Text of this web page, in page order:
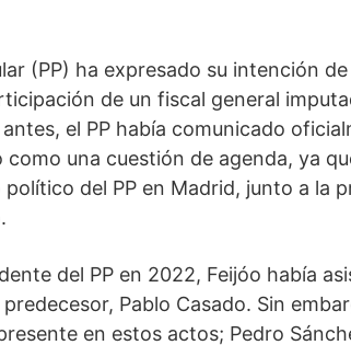
(PP) ha expresado su intención
de un fiscal general
el PP había comunicado
una cuestión de agenda, ya
del PP en Madrid, junto a la
del PP en 2022, Feijóo había
Pablo Casado. Sin
en estos actos; Pedro